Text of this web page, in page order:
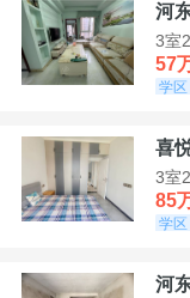
河
3室
57
学区
喜
3室
85
学区
河